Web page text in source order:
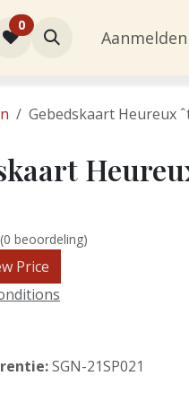
0
Aanmelden
Gebedskaart Heureux
(0 beoordeling)
Price
SGN-21SP021